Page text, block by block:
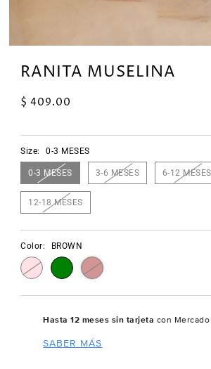
RANITA MUSELINA
$ 409.00
Size: 0-3 MESES
0-3 MESES 3-6 MESES 6-12 MESES
12-18 MESES
Color: BROWN
Hasta 12 meses sin tarjeta con Mercado
SABER MÁS